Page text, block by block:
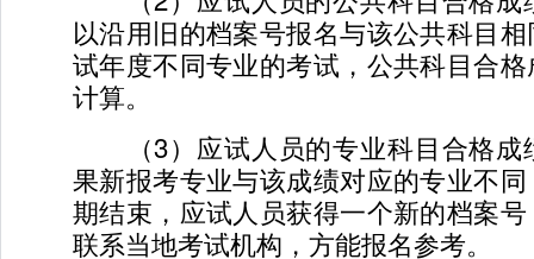
以沿用旧的档案号报名与该公共科目
试年度不同专业的考试，公共科目合
计算。
（3）应试人员的专业科目合格成
果新报考专业与该成绩对应的专业不
期结束，应试人员获得一个新的档案
联系当地考试机构，方能报名参考。